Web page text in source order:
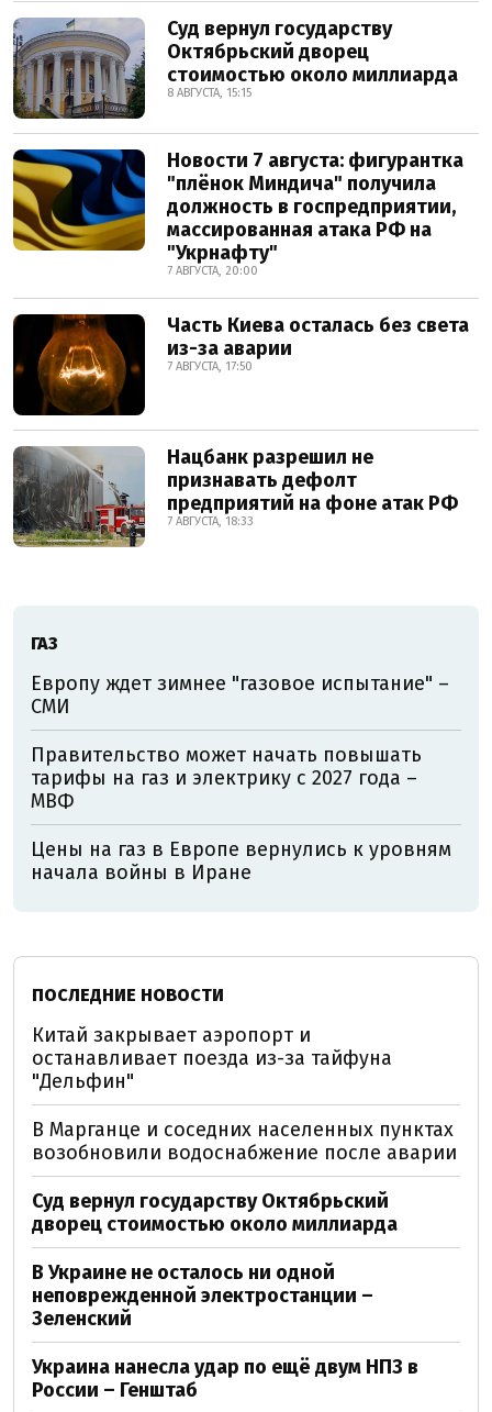
Суд вернул государству
Октябрьский дворец
стоимостью около миллиарда
8 АВГУСТА, 15:15
Новости 7 августа: фигурантка
"плёнок Миндича" получила
должность в госпредприятии,
массированная атака РФ на
"Укрнафту"
7 АВГУСТА, 20:00
Часть Киева осталась без света
из-за аварии
7 АВГУСТА, 17:50
Нацбанк разрешил не
признавать дефолт
предприятий на фоне атак РФ
7 АВГУСТА, 18:33
ГАЗ
Европу ждет зимнее "газовое испытание" –
СМИ
Правительство может начать повышать
тарифы на газ и электрику с 2027 года –
МВФ
Цены на газ в Европе вернулись к уровням
начала войны в Иране
ПОСЛЕДНИЕ НОВОСТИ
Китай закрывает аэропорт и
останавливает поезда из-за тайфуна
"Дельфин"
В Марганце и соседних населенных пунктах
возобновили водоснабжение после аварии
Суд вернул государству Октябрьский
дворец стоимостью около миллиарда
В Украине не осталось ни одной
неповрежденной электростанции –
Зеленский
Украина нанесла удар по ещё двум НПЗ в
России – Генштаб